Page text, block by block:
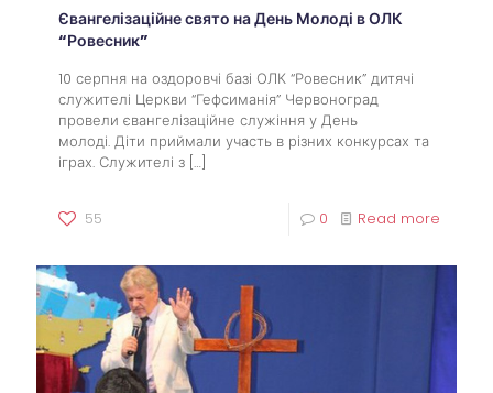
Євангелізаційне свято на День Молоді в ОЛК
“Ровесник”
10 серпня на оздоровчі базі ОЛК “Ровесник” дитячі
служителі Церкви “Гефсиманія” Червоноград
провели євангелізаційне служіння у День
молоді. Діти приймали участь в різних конкурсах та
іграх. Служителі з […]
55 0 Read more